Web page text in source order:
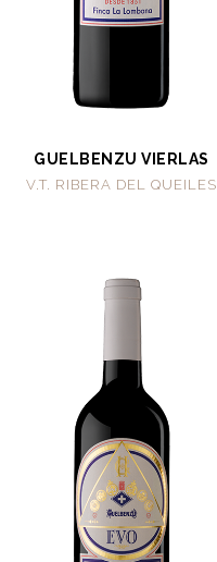
GUELBENZU VIERLAS
V.T. RIBERA DEL QUEILES